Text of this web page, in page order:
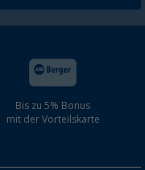
Bis zu 5% Bonus
mit der Vorteilskarte